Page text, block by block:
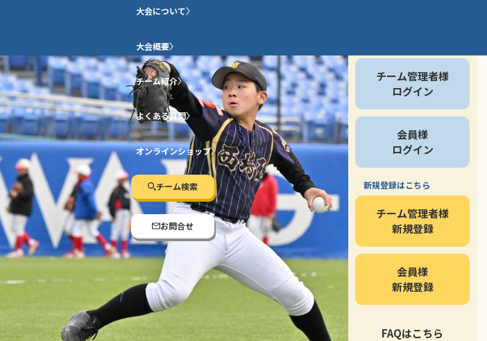
大会について
大会概要
チーム紹介
よくある質問
オンラインショップ
チーム検索
お問合せ
チーム管理者様
ログイン
会員様
ログイン
新規登録はこちら
チーム管理者様
新規登録
会員様
新規登録
FAQはこちら